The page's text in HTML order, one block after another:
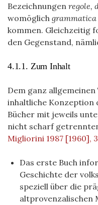
Bezeichnungen regole,
womöglich grammatica
kommen. Gleichzeitig
den Gegenstand,
4.1.1. Zum Inhalt
Dem ganz
inhaltliche Konzeption
Bücher mit jeweils
nicht scharf
Migliorini 1987 [1960],
Das erste Buch
Geschichte der
speziell über die
altprovenzalischen